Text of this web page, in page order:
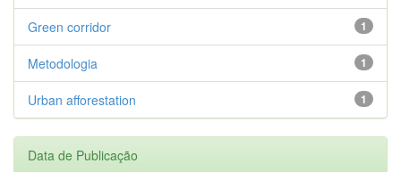
1
Green corridor
1
Metodologia
1
Urban afforestation
Data de Publicação